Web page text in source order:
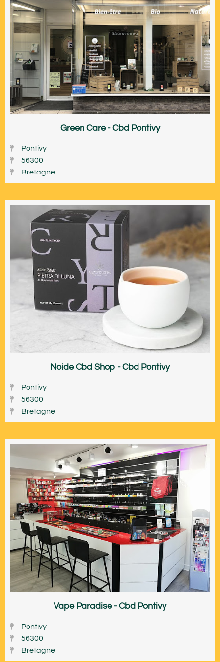
Green Care - Cbd Pontivy
Pontivy
56300
Bretagne
Noide Cbd Shop - Cbd Pontivy
Pontivy
56300
Bretagne
Vape Paradise - Cbd Pontivy
Pontivy
56300
Bretagne